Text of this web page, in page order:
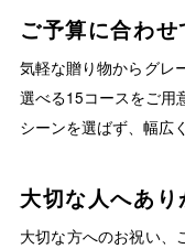
ご予算に合わ
気軽な贈り物からグレ
選べる15コースをご用
シーンを選ばず、幅広
大切な人へあ
大切な方へのお祝い、